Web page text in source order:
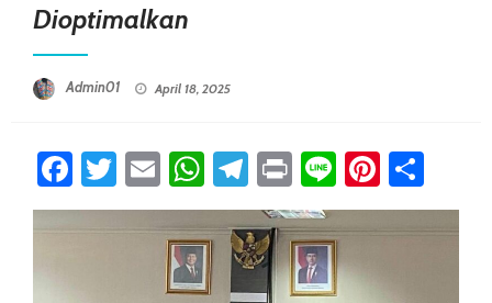
Dioptimalkan
Admin01 April 18, 2025
Facebook
Twitter
EmailWhatsApp
Telegram
PrintLine